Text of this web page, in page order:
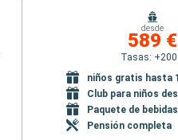
desde
589 €
Tasas:
niños gratis hasta
Club para niños
Paquete de
Pensión completa